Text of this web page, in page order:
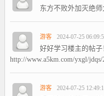
东方不败外加灭绝师
游客 2024-07-25
好好学习楼主的帖子
http://www.a5km.com/yxgl/jdqs/
游客 2024-07-25